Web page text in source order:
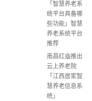
「智慧养老系
统平台具备哪
些功能」智慧
养老系统平台
推荐
南昌红庙推出
云上养老院
「江西居家智
慧养老信息系
统」